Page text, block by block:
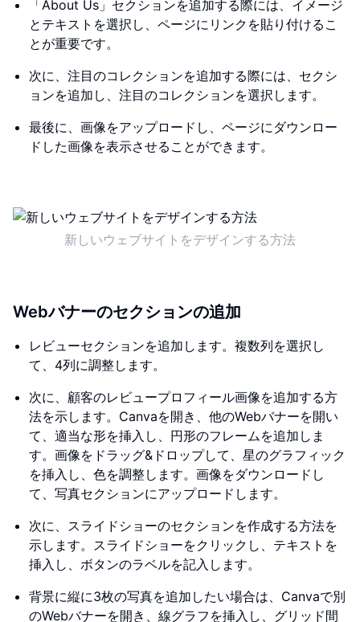
「About Us」セクションを追加する際には、イメージ
とテキストを選択し、ページにリンクを貼り付けるこ
とが重要です。
次に、注目のコレクションを追加する際には、セクシ
ョンを追加し、注目のコレクションを選択します。
最後に、画像をアップロードし、ページにダウンロー
ドした画像を表示させることができます。
新しいウェブサイトをデザインする方法
Webバナーのセクションの追加
レビューセクションを追加します。複数列を選択し
て、4列に調整します。
次に、顧客のレビュープロフィール画像を追加する方
法を示します。Canvaを開き、他のWebバナーを開い
て、適当な形を挿入し、円形のフレームを追加しま
す。画像をドラッグ&ドロップして、星のグラフィック
を挿入し、色を調整します。画像をダウンロードし
て、写真セクションにアップロードします。
次に、スライドショーのセクションを作成する方法を
示します。スライドショーをクリックし、テキストを
挿入し、ボタンのラベルを記入します。
背景に縦に3枚の写真を追加したい場合は、Canvaで別
のWebバナーを開き、線グラフを挿入し、グリッド間